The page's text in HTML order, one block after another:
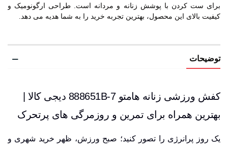
برای ست کردن با پوشش زنانه و مردانه است. طراحی ارگونومیک و
کیفیت بالای این محصول، بهترین تجربه خرید را به شما هدیه می دهد.
توضیحات
کفش ورزشی زنانه هامتو 888651B-7 دیجی کالا |
بهترین همراه برای تمرین و روزمرگی های پرتحرک
یک روز پرانرژی را تصور کنید؛ صبح ورزش، ظهر خرید شهری و